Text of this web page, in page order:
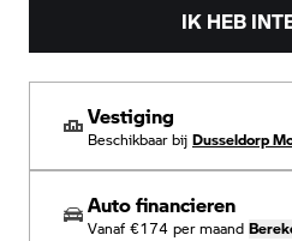
IK HEB
Vestiging
Beschikbaar bij Dusseldorp
Auto financieren
Vanaf €174 per maand